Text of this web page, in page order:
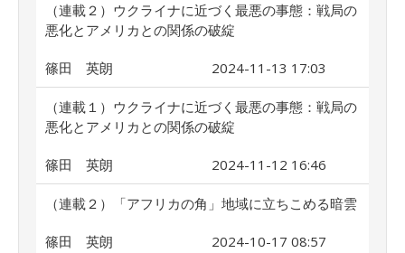
（連載２）ウクライナに近づく最悪の事態：戦局の
悪化とアメリカとの関係の破綻
篠田 英朗 2024-11-13 17:03
（連載１）ウクライナに近づく最悪の事態：戦局の
悪化とアメリカとの関係の破綻
篠田 英朗 2024-11-12 16:46
（連載２）「アフリカの角」地域に立ちこめる暗雲
篠田 英朗 2024-10-17 08:57